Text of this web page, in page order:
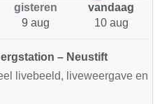
gisteren
9 aug
vandaag
10 aug
– Neustift
livebeeld, liveweergave en